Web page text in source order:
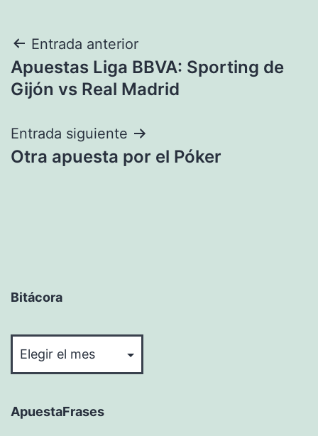
Navegación
de
Entrada anterior
Apuestas Liga BBVA: Sporting de
Gijón vs Real Madrid
Entrada siguiente
Otra apuesta por el Póker
Bitácora
ApuestaFrases